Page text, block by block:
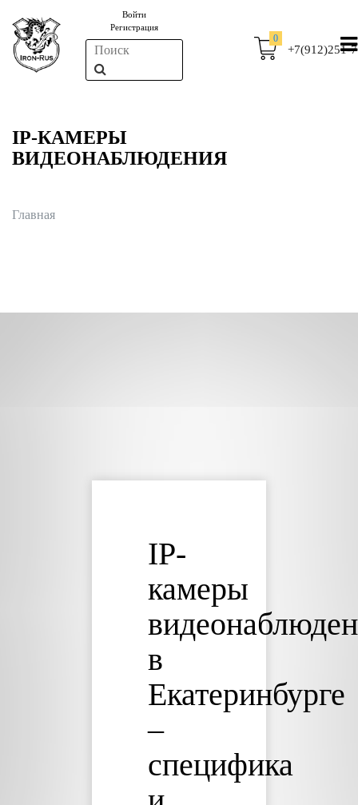
Войти
Регистрация
0
+7(912)251-
IP-КАМЕРЫ
ВИДЕОНАБЛЮДЕНИЯ
Главная
IP-
камеры
в
Екатеринбурге
–
специфика